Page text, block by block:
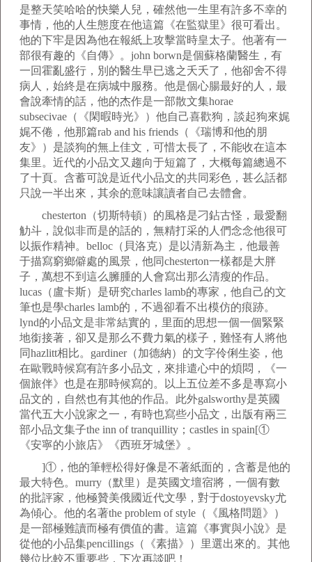
是整天笑哈哈的快樂人兒，確然他一生里有許多不幸的
事情，他的人生態度在他這篇《在監獄里》很可看出。
他的下牢是因為他在報紙上攻擊當時皇太子。他著有一
部很有趣的《自傳》。john borwn是個蘇格蘭醫生，有
一回霍亂盛行，別的醫生早已逃之夭夭了，他卻舍不得
病人，始終是在病城中服務。他是個心腸最好的人，最
會說牽情的話，他的杰作是一部散文集horae
subsecivae（《閑暇時光》）他自己喜歡狗，談起狗來娓
娓不倦，他那篇rab and his friends（《瑞博和他的朋
友》）是談狗的無上佳文，可惜太長了，不能收在這本
集里。近代的小品文又趨向于短篇了，大概每篇總過不
了十頁。含蓄可說是近代小品文的共同彩色，甚么話都
只說一半出來，其余的意味讓讀者自己去體會。
chesterton（切斯特頓）的風格是刁鉆古怪，最愛翻
觔斗，說似非而是的話的，無精打采的人們念念他很可
以振作精神。belloc（貝洛克）是以清新為主，他最善
于描寫窮鄉僻處的風景，他同chesterton一樣都是大胖
子，萬想不到這么臃腫的人會寫出那么清瘦的作品。
lucas（盧卡斯）是研究charles lamb的專家，他自己的文
筆也是學charles lamb的，不過卻看不出模仿的痕跡。
lynd的小品文是非常結實的，里面的思想一個一個緊緊
地銜接著，卻又是那么不費力氣的樣子，難怪有人將他
同hazlitt相比。gardiner（加德納）的文字伶俐生姿，他
在歐戰時候寫有許多小品文，來排遣心中的煩悶，《一
個旅伴》也是在那時候寫的。以上五位差不多是專寫小
品文的，自然也有其他的作品。此外galsworthy是英國
當代五大小說家之一，有時也寫些小品文，出版有兩三
部小品文集子the inn of tranquillity；castles in spain[①
《安寧的小旅店》《西班牙城堡》。
]①，他的筆輕松得好像是不著紙面的，含蓄是他的
最大特色。murry（默里）是英國文壇宿將，一個有數
的批評家，他極贊美俄國近代文學，對于dostoyevsky尤
為傾心。他的名著the problem of style（《風格問題》）
是一部極難讀而極有價值的書。這篇《事實與小說》是
從他的小品集pencillings（《素描》）里選出來的。其他
幾位比較不重要些，下次再談吧！